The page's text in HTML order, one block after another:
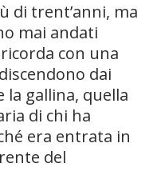
di trent’anni, ma
mai andati
con una
dai
la gallina, quella
di chi ha
era entrata in
del